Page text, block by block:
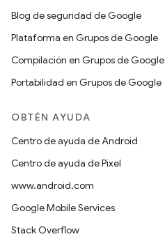
Blog de seguridad de Google
Plataforma en Grupos de Google
Compilación en Grupos de Google
Portabilidad en Grupos de Google
OBTÉN AYUDA
Centro de ayuda de Android
Centro de ayuda de Pixel
www.android.com
Google Mobile Services
Stack Overflow